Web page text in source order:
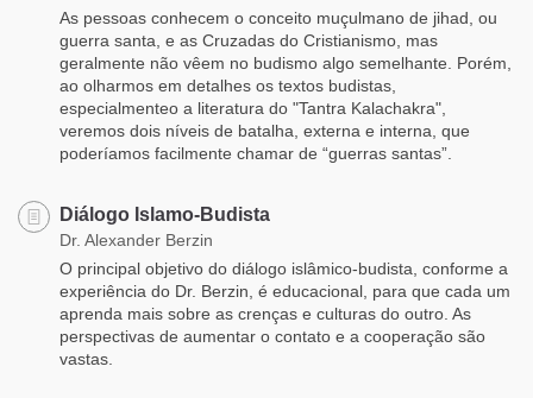
As pessoas conhecem o conceito muçulmano de jihad, ou
guerra santa, e as Cruzadas do Cristianismo, mas
geralmente não vêem no budismo algo semelhante. Porém,
ao olharmos em detalhes os textos budistas,
especialmenteo a literatura do "Tantra Kalachakra",
veremos dois níveis de batalha, externa e interna, que
poderíamos facilmente chamar de “guerras santas”.
Diálogo Islamo-Budista
Dr. Alexander Berzin
O principal objetivo do diálogo islâmico-budista, conforme a
experiência do Dr. Berzin, é educacional, para que cada um
aprenda mais sobre as crenças e culturas do outro. As
perspectivas de aumentar o contato e a cooperação são
vastas.